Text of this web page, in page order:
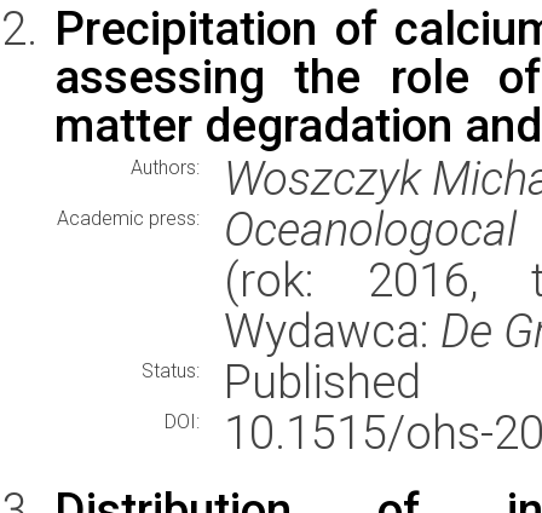
Precipitation of
assessing the role
matter degradation
Authors: Woszczyk
Academic press:
(rok: 2016,
Wydawca: De
Status: Published
DOI:
10.1515/ohs-